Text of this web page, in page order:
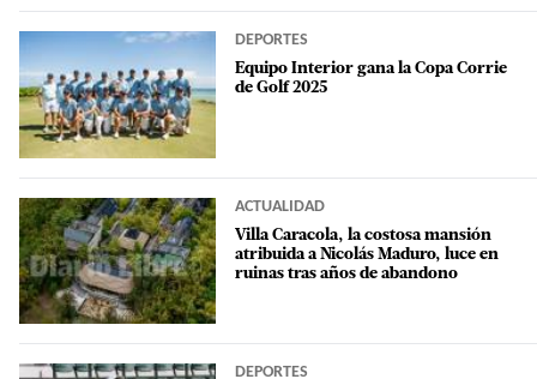
DEPORTES
Equipo Interior gana la Copa Corrie
de Golf 2025
ACTUALIDAD
Villa Caracola, la costosa mansión
atribuida a Nicolás Maduro, luce en
ruinas tras años de abandono
DEPORTES